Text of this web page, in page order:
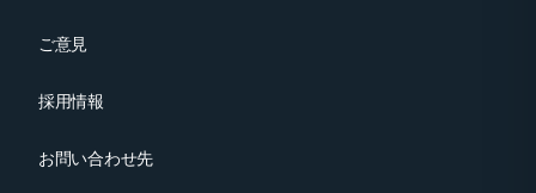
ご意見
採用情報
お問い合わせ先